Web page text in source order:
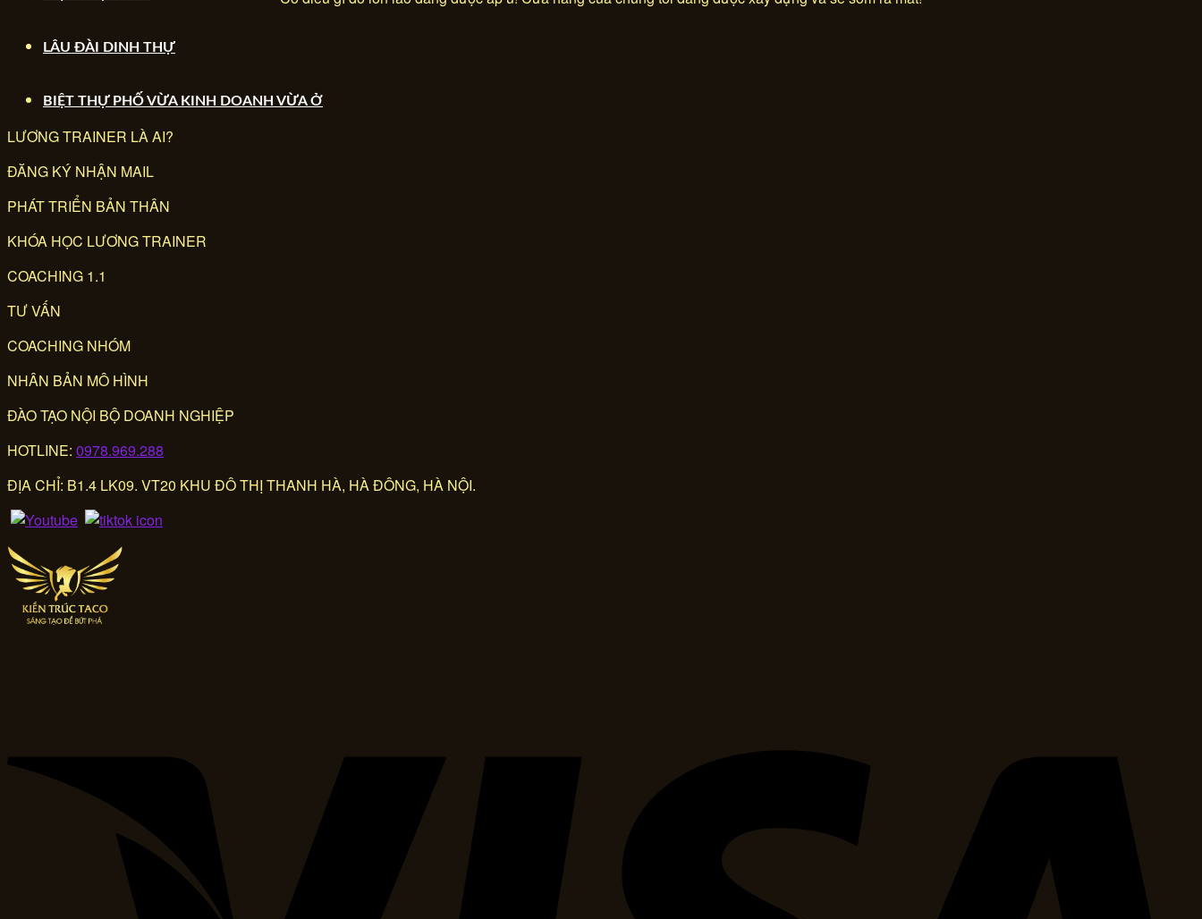
LÂU ĐÀI DINH THỰ
BIỆT THỰ PHỐ VỪA KINH DOANH VỪA Ở
LƯƠNG TRAINER LÀ AI?
ĐĂNG KÝ NHẬN MAIL
PHÁT TRIỂN BẢN THÂN
KHÓA HỌC LƯƠNG TRAINER
COACHING 1.1
TƯ VẤN
COACHING NHÓM
NHÂN BẢN MÔ HÌNH
ĐÀO TẠO NỘI BỘ DOANH NGHIỆP
HOTLINE: 0978.969.288
ĐỊA CHỈ: B1.4 LK09. VT20 KHU ĐÔ THỊ THANH HÀ, HÀ ĐÔNG, HÀ NỘI.